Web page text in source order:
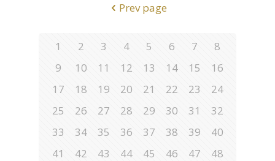
Prev page
1 2 3 4 5 6 7
8
9
10 11 12 13 14 15
16
17
18 19 20 21 22 23
24
25
26 27 28 29 30 31
32
33
34 35 36 37 38 39
40
41
42 43 44 45 46 47
48